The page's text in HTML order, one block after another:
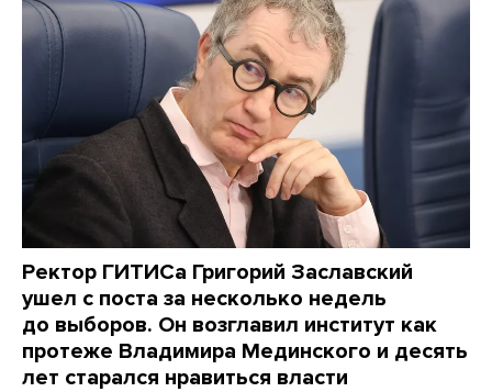
Ректор ГИТИСа Григорий Заславский
ушел с поста за несколько недель
до выборов. Он возглавил институт как
протеже Владимира Мединского и десять
лет старался нравиться власти